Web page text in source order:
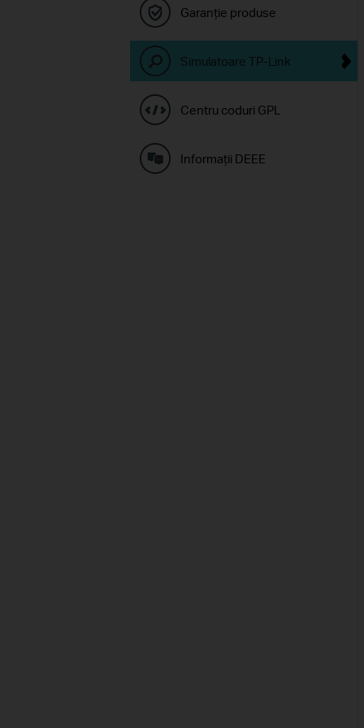
Garanție produse
Simulatoare TP-Link
Centru coduri GPL
Informaţii DEEE